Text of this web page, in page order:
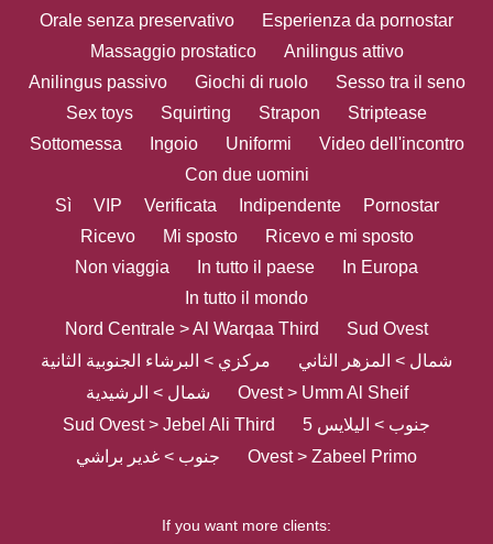
Orale senza preservativo
Esperienza da pornostar
Massaggio prostatico
Anilingus attivo
Anilingus passivo
Giochi di ruolo
Sesso tra il seno
Sex toys
Squirting Strapon
Striptease
Sottomessa
Ingoio Uniformi
Video dell'incontro
Con due uomini
Sì
VIP Verificata Indipendente
Pornostar
Ricevo
Mi sposto
Ricevo e mi sposto
Non viaggia
In tutto il paese
In Europa
In tutto il mondo
Nord Centrale > Al Warqaa Third
Sud Ovest
مركزي > البرشاء الجنوبية الثانية
شمال > المزهر الثاني
شمال > الرشيدية
Ovest > Umm Al Sheif
Sud Ovest > Jebel Ali Third
جنوب > اليلايس 5
جنوب > غدير براشي
Ovest > Zabeel Primo
If you want more clients: